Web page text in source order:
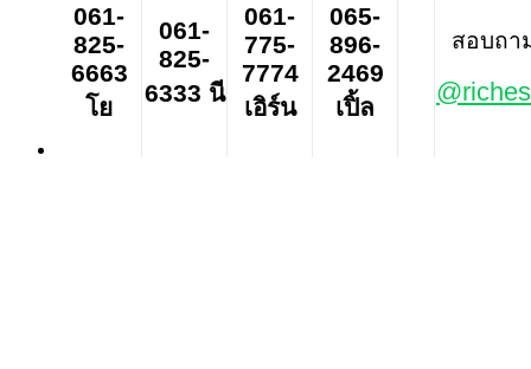
061-
825-
6663
โย
061-
825-
6333 นี
061-
775-
7774
เอิร์น
065-
896-
2469
เปิ้ล
สอบถา